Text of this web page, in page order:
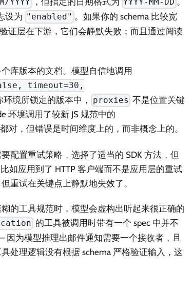
YYYY YYYY-MM-DD
设为 "enabled" 。如果你的 schema 比较宽
证层在下游，它们会静默失败；而且通过阅读
库版本的文档。模型自信地调用
timeout=30,
境所锁定的版本中， proxies 不是位置关键
环境调用了较新 JS 规范中的
对，但错误是时间维度上的，而非概念上的。
配置重试策略，选择了适当的 SDK 方法，但
如应用到了 HTTP 客户端而不是应用层的重试
重试在关键点上静默地失效了。
的工具规范时，模型会虚构出听起来很正确的
的工具被调用时带有一个 spec 中并不
因为模型推理出邮件通知需要一个接收者，且
处理逻辑没有根据 schema 严格验证输入，这